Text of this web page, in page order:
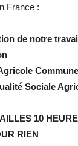
France :
de notre
Commune
Sociale
10
RIEN